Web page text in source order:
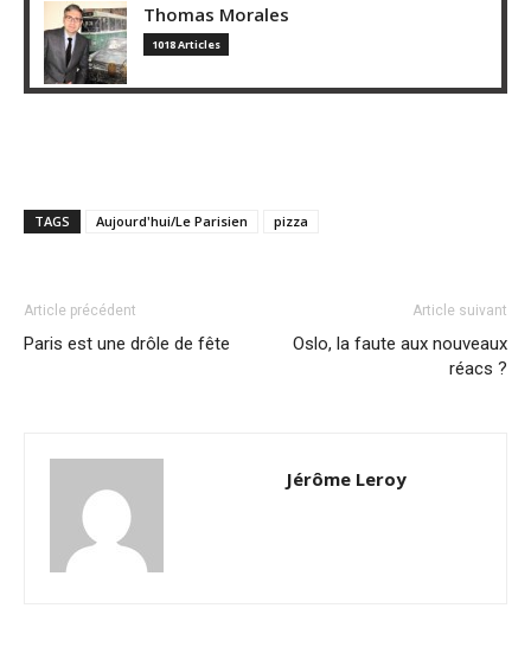
Thomas Morales
1018 Articles
TAGS Aujourd'hui/Le Parisien pizza
Article précédent
Paris est une drôle de fête
Article suivant
Oslo, la faute aux nouveaux
réacs ?
Jérôme Leroy